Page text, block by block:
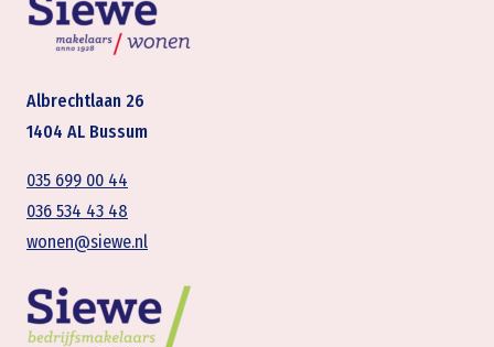
Albrechtlaan 26
1404 AL Bussum
035 699 00 44
036 534 43 48
wonen@siewe.nl